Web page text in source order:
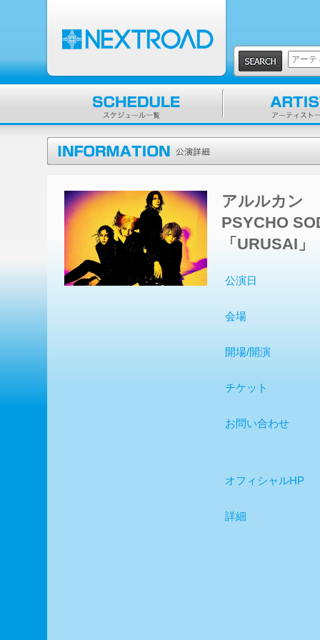
アルルカン
PSYCHO
「URUSAI」
公演日
会場
開場/開演
チケット
お問い合わせ
オフィシャルHP
詳細